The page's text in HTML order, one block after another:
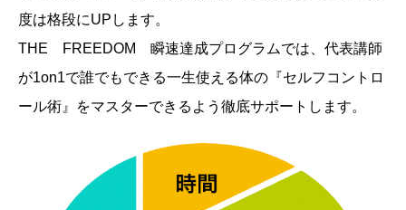
度は格段にUPします。
THE FREEDOM 瞬速達成プログラムでは、代表講師
が1on1で誰でもできる一生使える体の『セルフコントロ
ール術』をマスターできるよう徹底サポートします。